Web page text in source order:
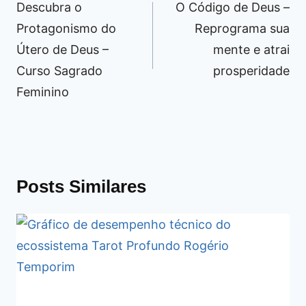
Post
Descubra o
Protagonismo do
Útero de Deus –
Curso Sagrado
Feminino
O Código de Deus –
Reprograma sua
mente e atrai
prosperidade
Posts Similares